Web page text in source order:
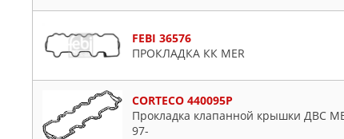
FEBI 36576
ПРОКЛАДКА КК MER
CORTECO 440095P
Прокладка клапанной крышки ДВС
97-